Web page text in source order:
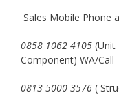
Sales Mobile Phone
0858 1062 4105 (Unit
Component) WA/Call
0813 5000 3576 (